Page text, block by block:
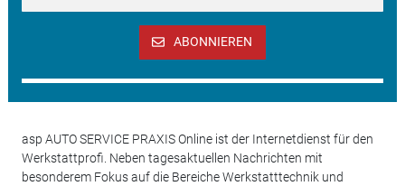
ABONNIEREN
asp AUTO SERVICE PRAXIS Online ist der Internetdienst für den
Werkstattprofi. Neben tagesaktuellen Nachrichten mit
besonderem Fokus auf die Bereiche Werkstatttechnik und